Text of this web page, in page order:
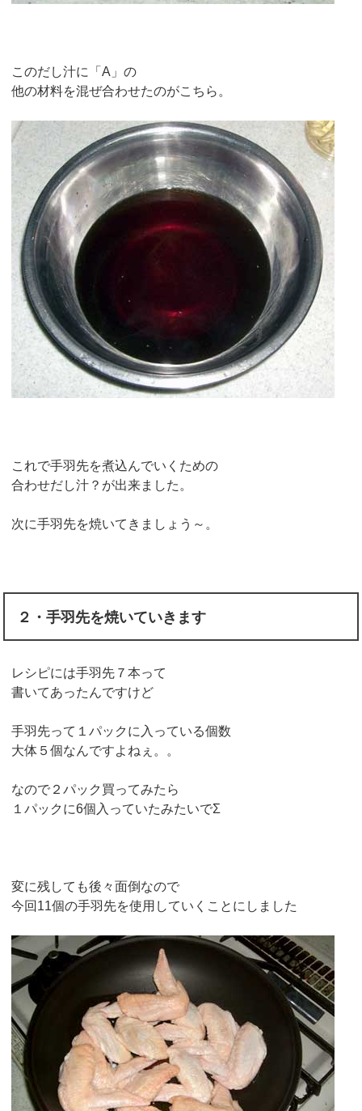
このだし汁に「A」の
他の材料を混ぜ合わせたのがこちら。
これで手羽先を煮込んでいくための
合わせだし汁？が出来ました。
次に手羽先を焼いてきましょう～。
２・手羽先を焼いていきます
レシピには手羽先７本って
書いてあったんですけど
手羽先って１パックに入っている個数
大体５個なんですよねぇ。。
なので２パック買ってみたら
１パックに6個入っていたみたいでΣ
変に残しても後々面倒なので
今回11個の手羽先を使用していくことにしました